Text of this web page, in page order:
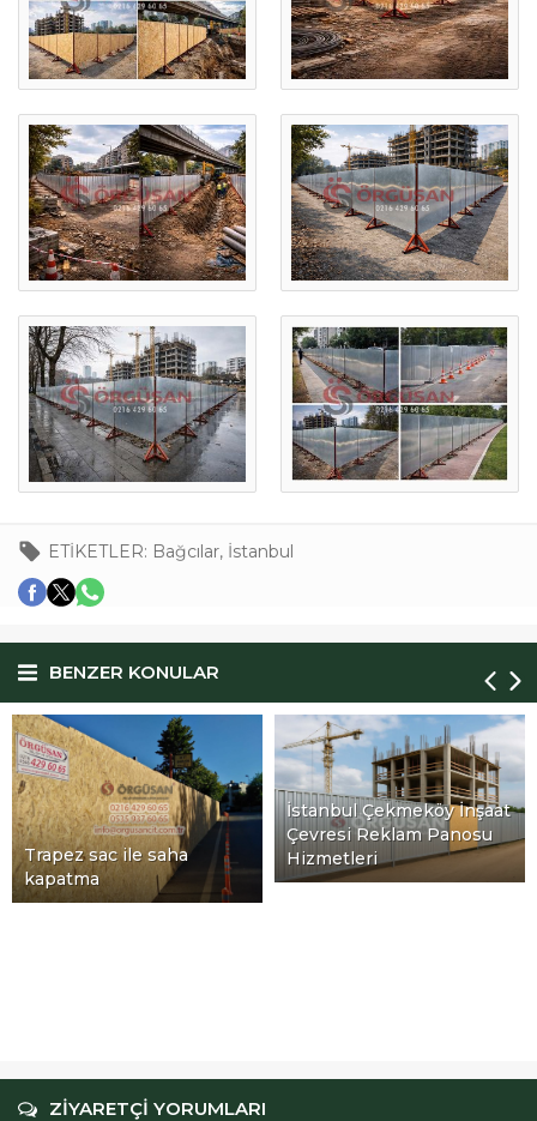
ETİKETLER: Bağcılar, İstanbul
BENZER KONULAR
İstanbul Çekmeköy İnşaat
Çevresi Reklam Panosu
Hizmetleri
ZİYARETÇİ YORUMLARI